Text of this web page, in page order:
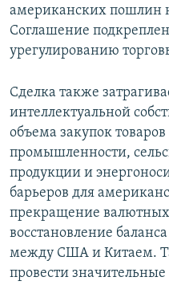
американских пошлин
Соглашение
урегулированию
Сделка также
интеллектуальной
объема закупок
промышленности,
продукции и
барьеров для
прекращение
восстановление
между США и Китаем.
провести